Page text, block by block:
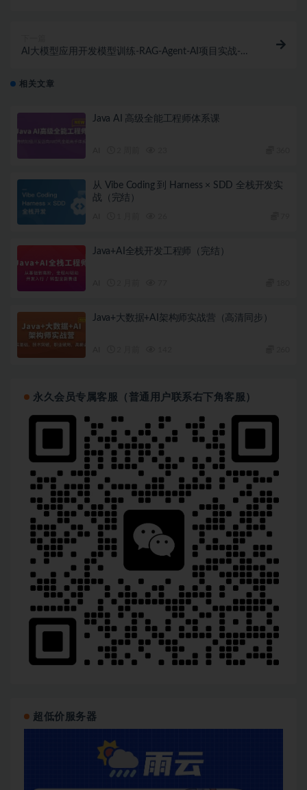
AI大模型应用开发​模型训练-RAG-Agent-AI项目实战-行
相关文章
Java AI 高级全能工程师体系课
从 Vibe Coding 到 Harness × SDD 全栈开发实
战（完结）
Java+AI全栈开发工程师（完结）
Java+大数据+AI架构师实战营（高清同步）
永久会员专属客服（普通用户联系右下角客服）
超低价服务器